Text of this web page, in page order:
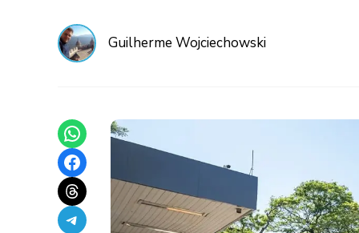
Guilherme Wojciechowski
Share on WhatsApp
Share on Facebook
Share on Threads
Share on Telegram